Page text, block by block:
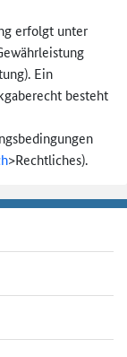
erfolgt unter
Ein
besteht
>Rechtliches).